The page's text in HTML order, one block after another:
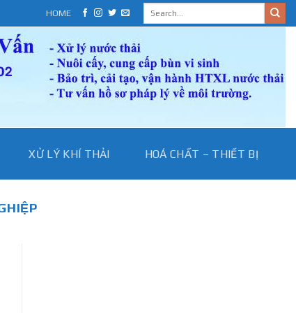
HOME
XỬ LÝ KHÍ THẢI HOÁ CHẤT – THIẾT BỊ